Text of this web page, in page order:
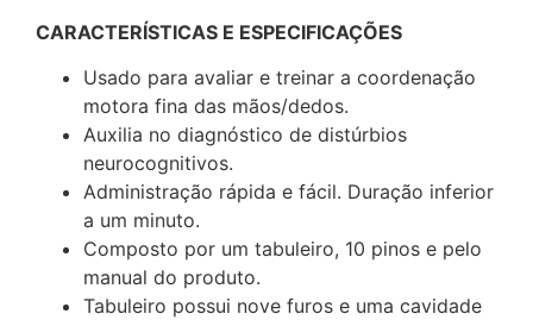
CARACTERÍSTICAS E ESPECIFICAÇÕES
Usado para avaliar e treinar a coordenação
motora fina das mãos/dedos.
Auxilia no diagnóstico de distúrbios
neurocognitivos.
Administração rápida e fácil. Duração inferior
a um minuto.
Composto por um tabuleiro, 10 pinos e pelo
manual do produto.
Tabuleiro possui nove furos e uma cavidade